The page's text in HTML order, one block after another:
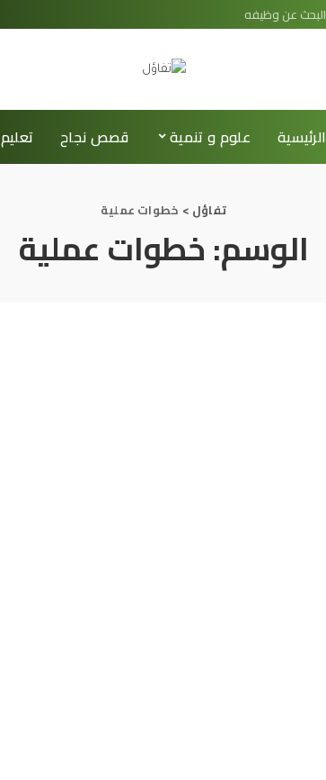
البحث عن وظيفه
الرئيسية علوم و تنمية قصص نجاح تعليم
تفاؤل > خطوات عملية
الوسم:خطوات عملية